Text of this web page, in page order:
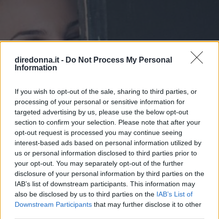
diredonna.it - Do Not Process My Personal
Information
If you wish to opt-out of the sale, sharing to third parties, or
processing of your personal or sensitive information for
targeted advertising by us, please use the below opt-out
section to confirm your selection. Please note that after your
opt-out request is processed you may continue seeing
interest-based ads based on personal information utilized by
us or personal information disclosed to third parties prior to
your opt-out. You may separately opt-out of the further
disclosure of your personal information by third parties on the
IAB’s list of downstream participants. This information may
also be disclosed by us to third parties on the IAB’s List of
Downstream Participants that may further disclose it to other
SPETTACOLO
Emanuela Fanelli, non solo la